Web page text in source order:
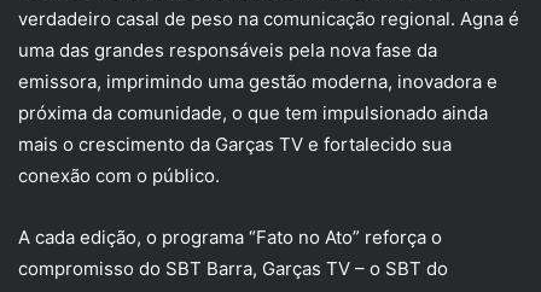
verdadeiro casal de peso na comunicação regional. Agna é
uma das grandes responsáveis pela nova fase da
emissora, imprimindo uma gestão moderna, inovadora e
próxima da comunidade, o que tem impulsionado ainda
mais o crescimento da Garças TV e fortalecido sua
conexão com o público.
A cada edição, o programa “Fato no Ato” reforça o
compromisso do SBT Barra, Garças TV – o SBT do